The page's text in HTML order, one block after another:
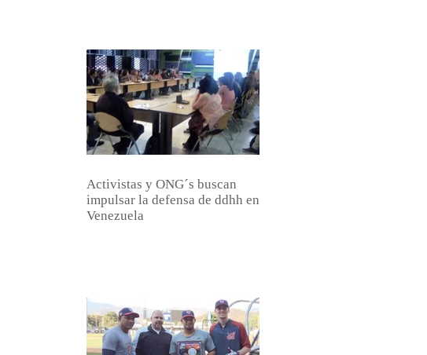
Activistas y ONG´s buscan
impulsar la defensa de ddhh en
Venezuela